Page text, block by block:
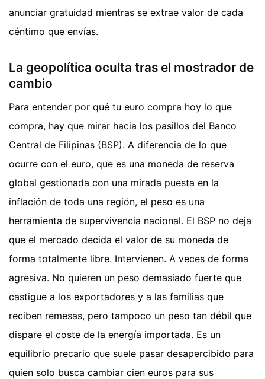
anunciar gratuidad mientras se extrae valor de cada
céntimo que envías.
La geopolítica oculta tras el mostrador de
cambio
Para entender por qué tu euro compra hoy lo que
compra, hay que mirar hacia los pasillos del Banco
Central de Filipinas (BSP). A diferencia de lo que
ocurre con el euro, que es una moneda de reserva
global gestionada con una mirada puesta en la
inflación de toda una región, el peso es una
herramienta de supervivencia nacional. El BSP no deja
que el mercado decida el valor de su moneda de
forma totalmente libre. Intervienen. A veces de forma
agresiva. No quieren un peso demasiado fuerte que
castigue a los exportadores y a las familias que
reciben remesas, pero tampoco un peso tan débil que
dispare el coste de la energía importada. Es un
equilibrio precario que suele pasar desapercibido para
quien solo busca cambiar cien euros para sus